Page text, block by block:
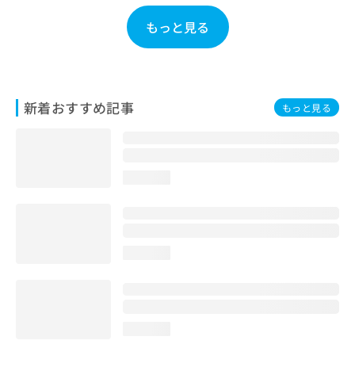
もっと見る
新着おすすめ記事 もっと見る
は